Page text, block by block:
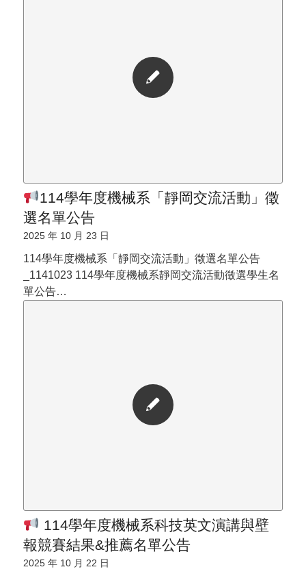
114學年度機械系「靜岡交流活動」徵
選名單公告
2025 年 10 月 23 日
114學年度機械系「靜岡交流活動」徵選名單公告
_1141023 114學年度機械系靜岡交流活動徵選學生名
單公告…
114學年度機械系科技英文演講與壁
報競賽結果&推薦名單公告
2025 年 10 月 22 日